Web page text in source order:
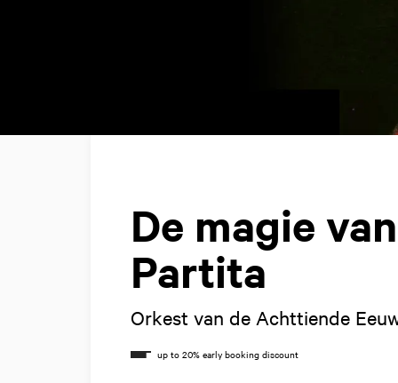
De magie
Partita
Orkest van de Achttiende